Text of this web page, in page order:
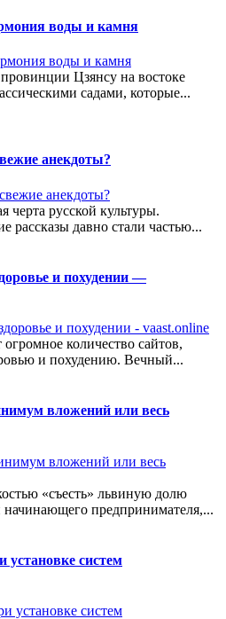
воды и камня
Цзянсу на востоке
садами, которые...
анекдоты?
черта русской культуры.
рассказы давно стали частью...
и похудении —
количество сайтов,
и похудению. Вечный...
вложений или весь
«съесть» львиную долю
предпринимателя,...
установке систем